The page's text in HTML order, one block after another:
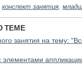
конспект занятия,
ТЕМЕ
занятия на тему: